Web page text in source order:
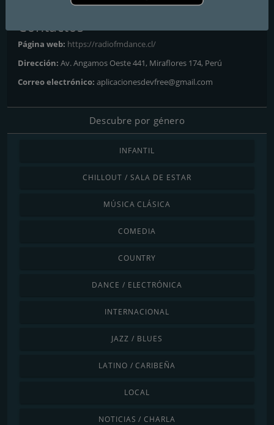
Contactos
Página web: https://radiofmdance.cl/
Dirección: Av. Angamos Oeste 441, Miraflores 174, Perú
Correo electrónico: aplicacionesdevfree@gmail.com
Descubre por género
INFANTIL
CHILLOUT / SALA DE ESTAR
MÚSICA CLÁSICA
COMEDIA
COUNTRY
DANCE / ELECTRÓNICA
INTERNACIONAL
JAZZ / BLUES
LATINO / CARIBEÑA
LOCAL
NOTICIAS / CHARLA